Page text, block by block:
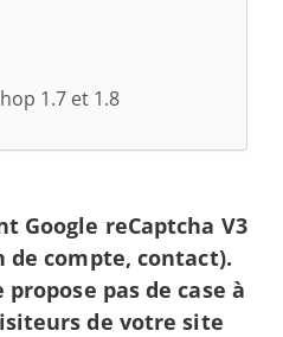
1.7 et 1.8
reCaptcha V3
compte, contact).
pas de case à
de votre site